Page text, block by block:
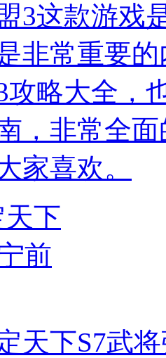
3这款游戏
非常重要
攻略大全，
，非常全
家喜欢。
天下S7武